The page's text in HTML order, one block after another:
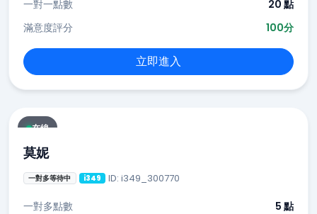
一對一點數
20 點
滿意度評分
100分
立即進入
在線
莫妮
一對多等待中 i349 ID: i349_300770
一對多點數
5 點